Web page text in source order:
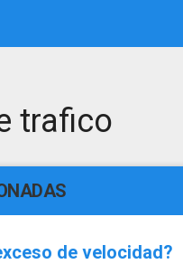
trafico
de velocidad?